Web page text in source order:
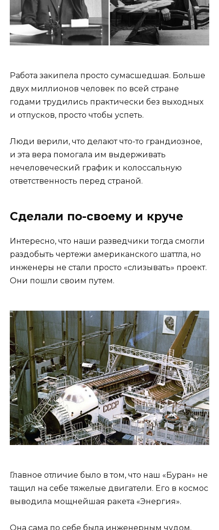
Работа закипела просто сумасшедшая. Больше
двух миллионов человек по всей стране
годами трудились практически без выходных
и отпусков, просто чтобы успеть.
Люди верили, что делают что-то грандиозное,
и эта вера помогала им выдерживать
нечеловеческий график и колоссальную
ответственность перед страной.
Сделали по-своему и круче
Интересно, что наши разведчики тогда смогли
раздобыть чертежи американского шаттла, но
инженеры не стали просто «слизывать» проект.
Они пошли своим путем.
Главное отличие было в том, что наш «Буран» не
тащил на себе тяжелые двигатели. Его в космос
выводила мощнейшая ракета «Энергия».
Она сама по себе была инженерным чудом.